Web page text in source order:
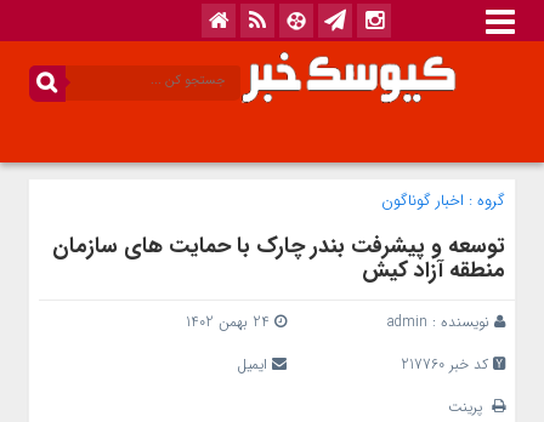
گروه : اخبار گوناگون
توسعه و پیشرفت بندر چارک با حمایت های سازمان
منطقه آزاد کیش
نویسنده : admin
کد خبر 217760
ایمیل
پرینت